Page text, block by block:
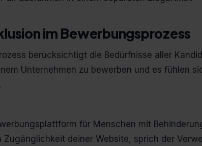
im Bewerbungsprozess
berücksichtigt die Bedürfnisse aller
Unternehmen zu bewerben und es fühlen
für Menschen mit
deiner Website, sprich der